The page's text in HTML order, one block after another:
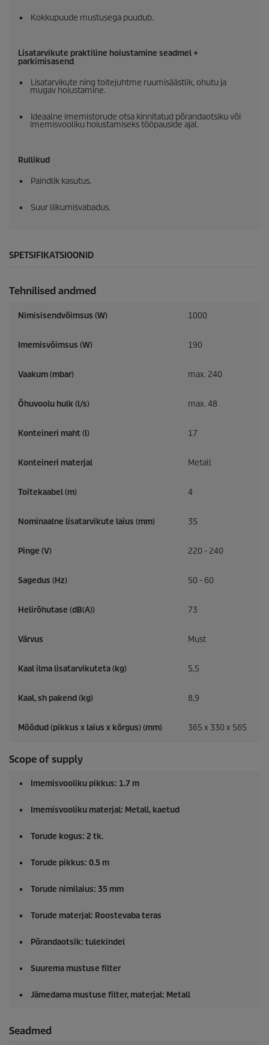
Kokkupuude mustusega puudub.
Lisatarvikute praktiline hoiustamine seadmel +
parkimisasend
Lisatarvikute ning toitejuhtme ruumisäästlik, ohutu ja
mugav hoiustamine.
Ideaalne imemistorude otsa kinnitatud põrandaotsiku või
imemisvooliku hoiustamiseks tööpauside ajal.
Rullikud
Paindlik kasutus.
Suur liikumisvabadus.
SPETSIFIKATSIOONID
Tehnilised andmed
Nimisisendvõimsus (W) 1000
Imemisvõimsus (W) 190
Vaakum (mbar) max. 240
Õhuvoolu hulk (l/s) max. 48
Konteineri maht (l) 17
Konteineri materjal Metall
Toitekaabel (m) 4
Nominaalne lisatarvikute laius (mm) 35
Pinge (V) 220 - 240
Sagedus (Hz) 50 - 60
Helirõhutase (dB(A)) 73
Värvus Must
Kaal ilma lisatarvikuteta (kg) 5,5
Kaal, sh pakend (kg) 8,9
Mõõdud (pikkus x laius x kõrgus) (mm) 365 x 330 x 565
Scope of supply
Imemisvooliku pikkus: 1.7 m
Imemisvooliku materjal: Metall, kaetud
Torude kogus: 2 tk.
Torude pikkus: 0.5 m
Torude nimilaius: 35 mm
Torude materjal: Roostevaba teras
Põrandaotsik: tulekindel
Suurema mustuse filter
Jämedama mustuse filter, materjal: Metall
Seadmed